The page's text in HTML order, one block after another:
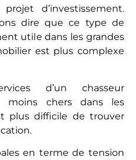
d’investissement.
dire que ce type de
utile dans les grandes
est plus complexe
d’un chasseur
moins chers dans les
plus difficile de trouver
en terme de tension